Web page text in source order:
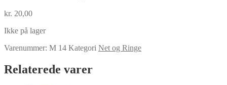
kr. 20,00
Ikke på lager
Varenummer: M 14 Kategori Net og Ringe
Relaterede varer